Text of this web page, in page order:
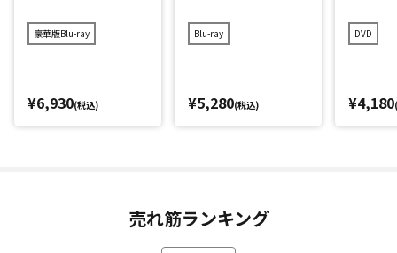
豪華版Blu-ray
¥6,930(税込)
Blu-ray
¥5,280(税込)
DVD
¥4,180
売れ筋ランキング